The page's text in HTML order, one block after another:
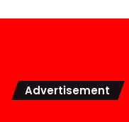
Advertisement